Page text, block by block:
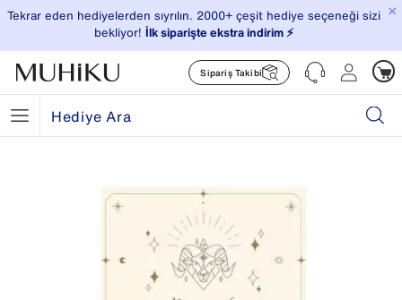
×
Tekrar eden hediyelerden sıyrılın. 2000+ çeşit hediye seçeneği sizi
bekliyor! İlk siparişte ekstra indirim ⚡️
Sipariş Takibi